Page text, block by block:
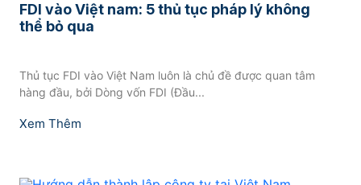
FDI vào Việt nam: 5 thủ tục pháp lý không
thể bỏ qua
Thủ tục FDI vào Việt Nam luôn là chủ đề được quan tâm
hàng đầu, bởi Dòng vốn FDI (Đầu...
Xem Thêm